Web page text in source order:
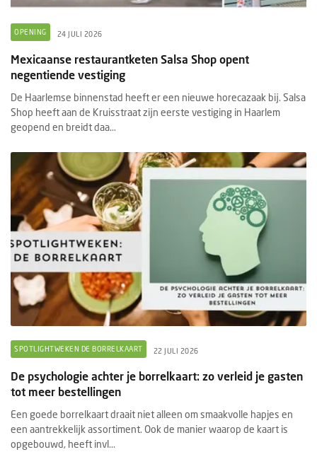
OPENING 24 JULI 2026
Mexicaanse restaurantketen Salsa Shop opent
negentiende vestiging
De Haarlemse binnenstad heeft er een nieuwe horecazaak bij. Salsa
Shop heeft aan de Kruisstraat zijn eerste vestiging in Haarlem
geopend en breidt daa...
SPOTLIGHTWEKEN DE BORRELKAART 22 JULI 2026
De psychologie achter je borrelkaart: zo verleid je gasten
tot meer bestellingen
Een goede borrelkaart draait niet alleen om smaakvolle hapjes en
een aantrekkelijk assortiment. Ook de manier waarop de kaart is
opgebouwd, heeft invl...